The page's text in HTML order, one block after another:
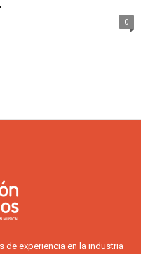
0
de experiencia en la industria